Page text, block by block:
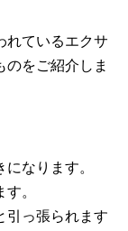
れているエクサ
をご紹介しま
なります。
。
引っ張られます